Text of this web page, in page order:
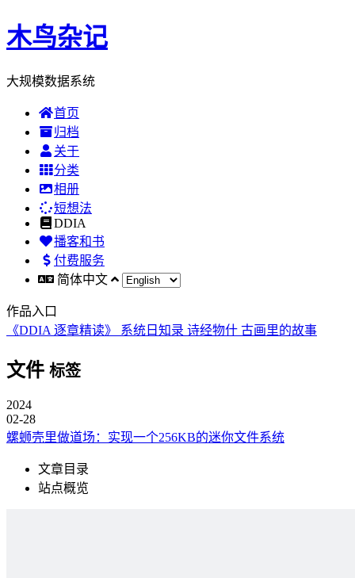
木鸟杂记
大规模数据系统
首页
归档
关于
分类
相册
短想法
DDIA
播客和书
付费服务
简体中文
作品入口
《DDIA 逐章精读》 系统日知录 诗经物什 古画里的故事
文件 标签
2024
02-28
螺蛳壳里做道场：实现一个256KB的迷你文件系统
文章目录
站点概览